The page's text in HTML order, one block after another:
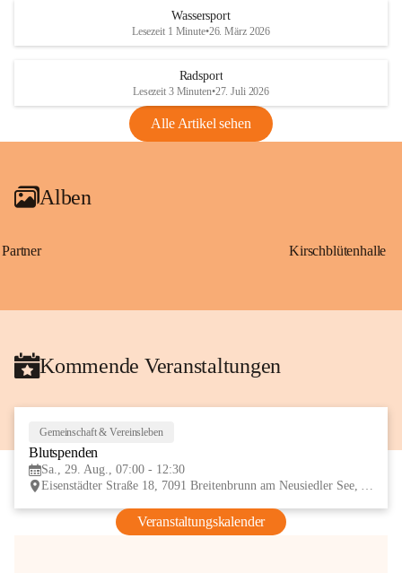
Anhang VBl. EU Nr. 18
1 Seite•1,4 MB
VBl. EU Nr. 18_2026
Wassersport
Lesezeit 1 Minute•26. März 2026
Radsport
Lesezeit 3 Minuten•27. Juli 2026
Alle Artikel sehen
Alben
Partner Kirschblütenhalle
Kommende Veranstaltungen
Gemeinschaft & Vereinsleben
Blutspenden
Sa., 29. Aug., 07:00 - 12:30
Eisenstädter Straße 18, 7091 Breitenbrunn am Neusiedler See, AUT
Veranstaltungskalender